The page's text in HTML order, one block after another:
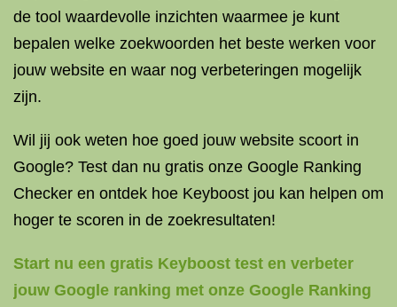
de tool waardevolle inzichten waarmee je kunt
bepalen welke zoekwoorden het beste werken voor
jouw website en waar nog verbeteringen mogelijk
zijn.
Wil jij ook weten hoe goed jouw website scoort in
Google? Test dan nu gratis onze Google Ranking
Checker en ontdek hoe Keyboost jou kan helpen om
hoger te scoren in de zoekresultaten!
Start nu een gratis Keyboost test en verbeter
jouw Google ranking met onze Google Ranking